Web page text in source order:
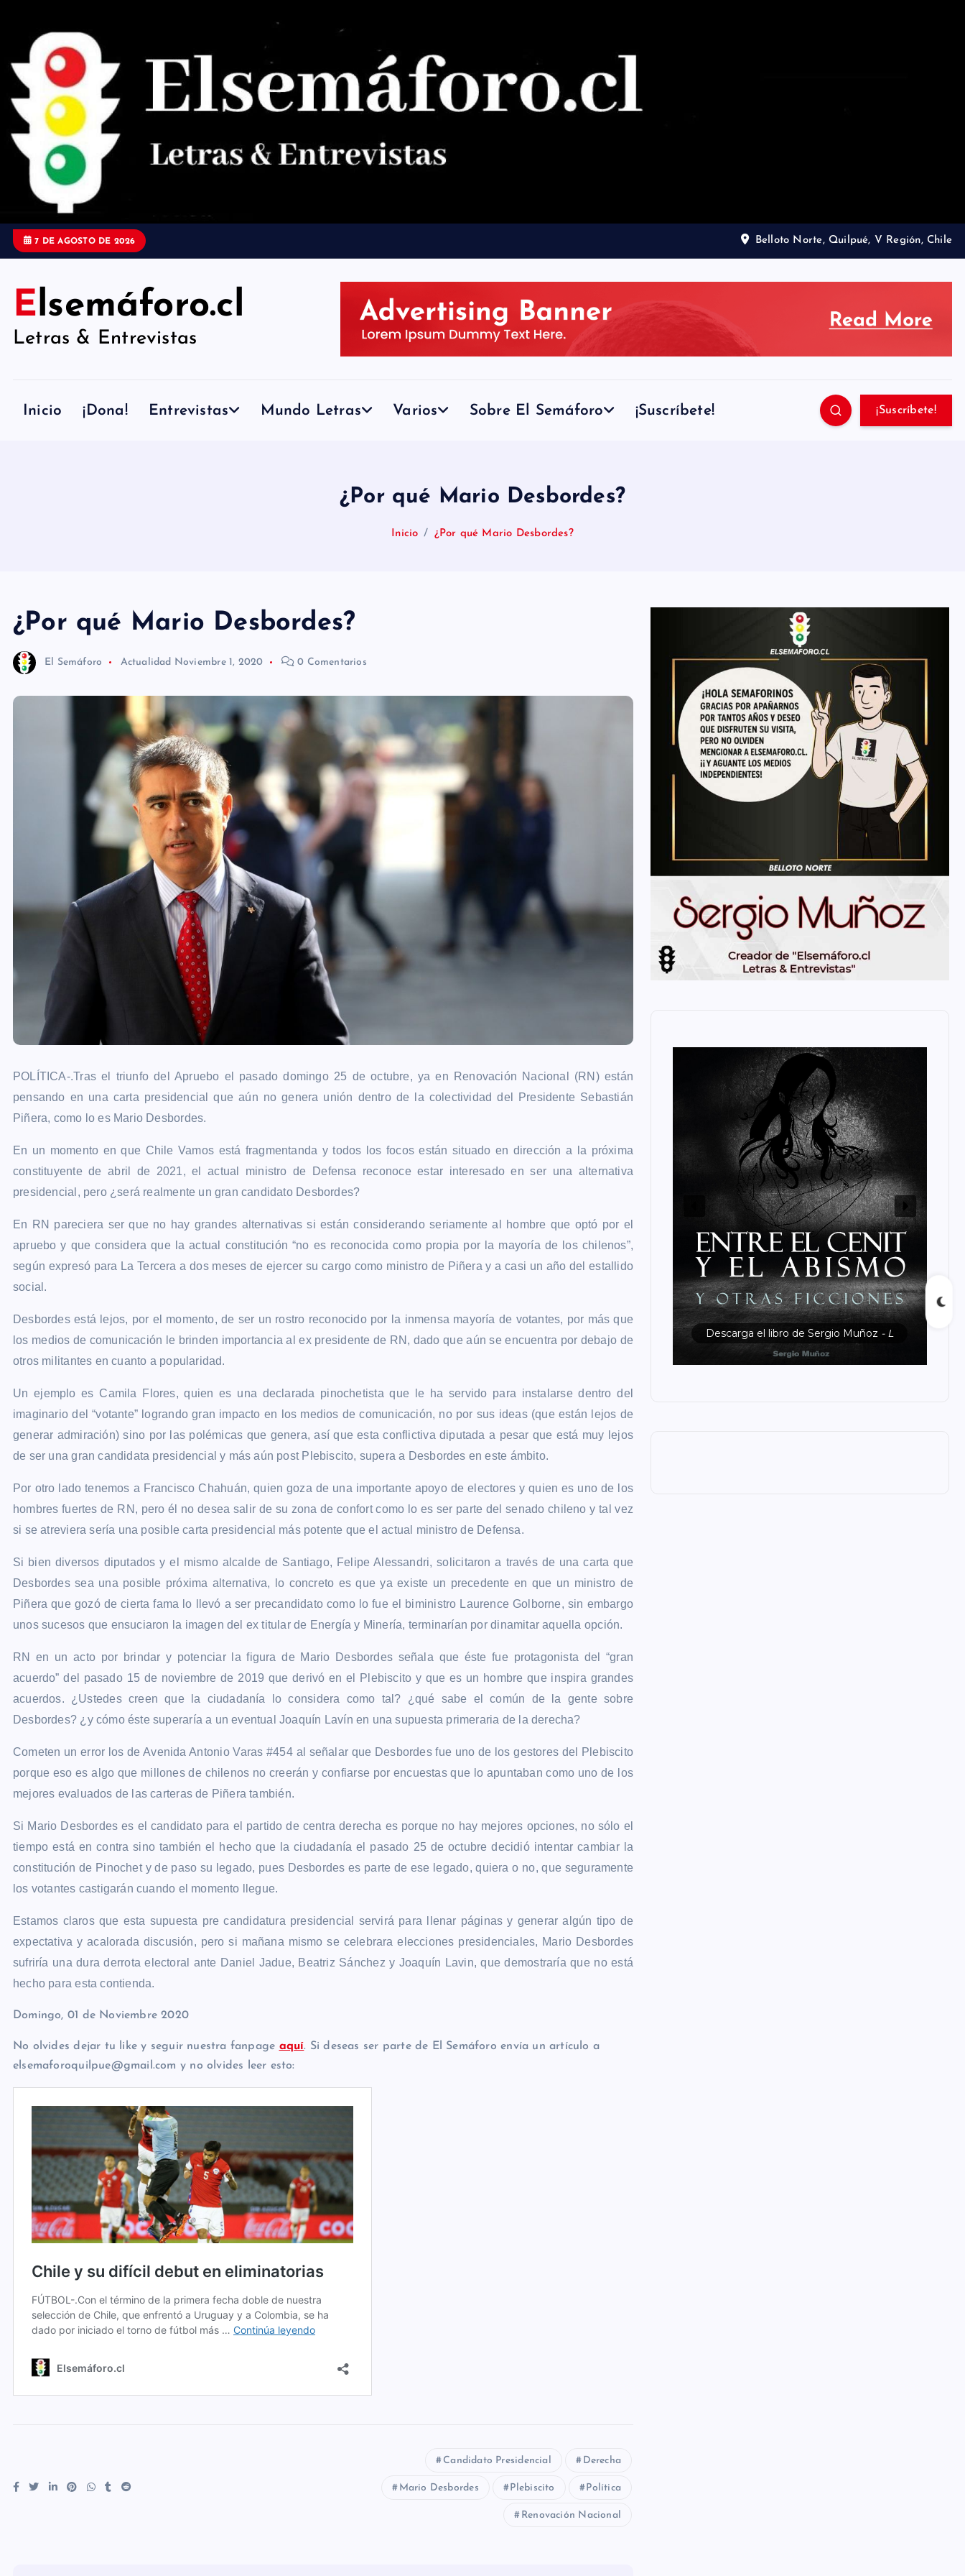
n
7 DE AGOSTO DE 2026 Belloto Norte, Quilpué, V Región, Chile
Elsemáforo.cl
Letras & Entrevistas
Inicio ¡Dona! Entrevistas Mundo Letras Varios Sobre El Semáforo ¡Suscríbete! ¡Suscríbete!
¿Por qué Mario Desbordes?
Inicio ¿Por qué Mario Desbordes?
¿Por qué Mario Desbordes?
El Semáforo Actualidad Noviembre 1, 2020 0 Comentarios
POLÍTICA-.Tras el triunfo del Apruebo el pasado domingo 25 de octubre, ya en Renovación Nacional (RN) están
pensando en una carta presidencial que aún no genera unión dentro de la colectividad del Presidente Sebastián
Piñera, como lo es Mario Desbordes.
En un momento en que Chile Vamos está fragmentanda y todos los focos están situado en dirección a la próxima
constituyente de abril de 2021, el actual ministro de Defensa reconoce estar interesado en ser una alternativa
presidencial, pero ¿será realmente un gran candidato Desbordes?
En RN pareciera ser que no hay grandes alternativas si están considerando seriamente al hombre que optó por el
apruebo y que considera que la actual constitución “no es reconocida como propia por la mayoría de los chilenos”,
según expresó para La Tercera a dos meses de ejercer su cargo como ministro de Piñera y a casi un año del estallido
social.
Desbordes está lejos, por el momento, de ser un rostro reconocido por la inmensa mayoría de votantes, por más que
los medios de comunicación le brinden importancia al ex presidente de RN, dado que aún se encuentra por debajo de
otros militantes en cuanto a popularidad.
Un ejemplo es Camila Flores, quien es una declarada pinochetista que le ha servido para instalarse dentro del
imaginario del “votante” logrando gran impacto en los medios de comunicación, no por sus ideas (que están lejos de
generar admiración) sino por las polémicas que genera, así que esta conflictiva diputada a pesar que está muy lejos
de ser una gran candidata presidencial y más aún post Plebiscito, supera a Desbordes en este ámbito.
Por otro lado tenemos a Francisco Chahuán, quien goza de una importante apoyo de electores y quien es uno de los
hombres fuertes de RN, pero él no desea salir de su zona de confort como lo es ser parte del senado chileno y tal vez
si se atreviera sería una posible carta presidencial más potente que el actual ministro de Defensa.
Si bien diversos diputados y el mismo alcalde de Santiago, Felipe Alessandri, solicitaron a través de una carta que
Desbordes sea una posible próxima alternativa, lo concreto es que ya existe un precedente en que un ministro de
Piñera que gozó de cierta fama lo llevó a ser precandidato como lo fue el biministro Laurence Golborne, sin embargo
unos sucesos que ensuciaron la imagen del ex titular de Energía y Minería, terminarían por dinamitar aquella opción.
RN en un acto por brindar y potenciar la figura de Mario Desbordes señala que éste fue protagonista del “gran
acuerdo” del pasado 15 de noviembre de 2019 que derivó en el Plebiscito y que es un hombre que inspira grandes
acuerdos. ¿Ustedes creen que la ciudadanía lo considera como tal? ¿qué sabe el común de la gente sobre
Desbordes? ¿y cómo éste superaría a un eventual Joaquín Lavín en una supuesta primeraria de la derecha?
Cometen un error los de Avenida Antonio Varas #454 al señalar que Desbordes fue uno de los gestores del Plebiscito
porque eso es algo que millones de chilenos no creerán y confiarse por encuestas que lo apuntaban como uno de los
mejores evaluados de las carteras de Piñera también.
Si Mario Desbordes es el candidato para el partido de centra derecha es porque no hay mejores opciones, no sólo el
tiempo está en contra sino también el hecho que la ciudadanía el pasado 25 de octubre decidió intentar cambiar la
constitución de Pinochet y de paso su legado, pues Desbordes es parte de ese legado, quiera o no, que seguramente
los votantes castigarán cuando el momento llegue.
Estamos claros que esta supuesta pre candidatura presidencial servirá para llenar páginas y generar algún tipo de
expectativa y acalorada discusión, pero si mañana mismo se celebrara elecciones presidenciales, Mario Desbordes
sufriría una dura derrota electoral ante Daniel Jadue, Beatriz Sánchez y Joaquín Lavin, que demostraría que no está
hecho para esta contienda.
Domingo, 01 de Noviembre 2020
No olvides dejar tu like y seguir nuestra fanpage aquí. Si deseas ser parte de El Semáforo envía un artículo a
elsemaforoquilpue@gmail.com y no olvides leer esto:
Candidato Presidencial Derecha
Mario Desbordes Plebiscito Política
Renovación Nacional
Descarga el libro de Sergio Muñoz - L